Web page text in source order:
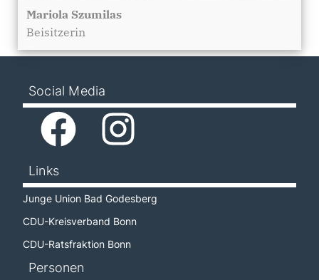
Mariola Szumilas
Beisitzerin
Social Media
Links
Junge Union Bad Godesberg
CDU-Kreisverband Bonn
CDU-Ratsfraktion Bonn
Personen